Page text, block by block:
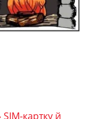
картку й